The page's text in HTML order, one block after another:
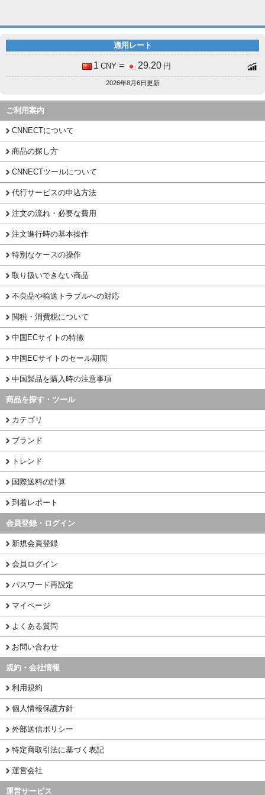
適用レート
1 CNY = 29.20 円
2026年8月6日更新
ご利用案内
CNNECTについて
商品の探し方
CNNECTツールについて
代行サービスの申込方法
注文の流れ・必要な費用
注文進行時の基本操作
特別なケースの操作
取り扱いできない商品
不良品や輸送トラブルへの対応
関税・消費税について
中国ECサイトの特徴
中国ECサイトのセール期間
中国製品を購入時の注意事項
商品を探す・ツール
カテゴリ
ブランド
トレンド
国際送料の計算
到着レポート
会員登録・ログイン
新規会員登録
会員ログイン
パスワード再設定
マイページ
よくある質問
お問い合わせ
規約・会社情報
利用規約
個人情報保護方針
外部送信ポリシー
特定商取引法に基づく表記
運営会社
運営サービス